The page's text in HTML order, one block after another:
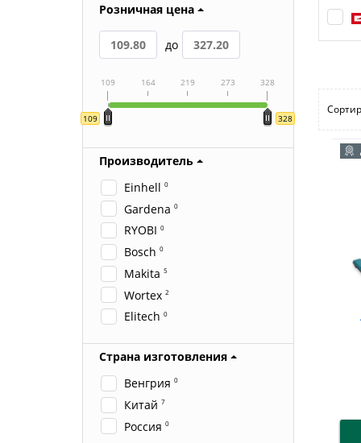
Розничная цена
до
109 328
109 164 219 273 328
Производитель
Einhell 0
Gardena 0
RYOBI 0
Bosch 0
Makita 5
Wortex 2
Elitech 0
Страна изготовления
Венгрия 0
Китай 7
Россия 0